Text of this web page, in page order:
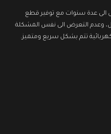
الى عدة سنوات مع توفير قطع
وعدم التعرض الى نفس المشكلة
تتم بشكل سريع ومتميز.